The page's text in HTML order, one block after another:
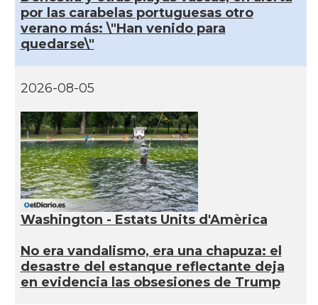
por las carabelas portuguesas otro
verano más: \"Han venido para
quedarse\"
2026-08-05
Washington - Estats Units d'Amèrica
No era vandalismo, era una chapuza: el
desastre del estanque reflectante deja
en evidencia las obsesiones de Trump